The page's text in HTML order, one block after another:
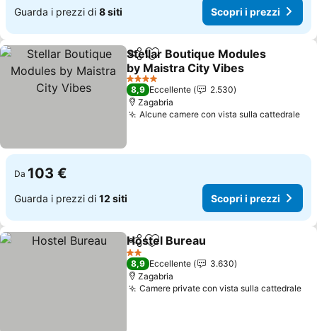
Guarda i prezzi di 8 siti Scopri i prezzi
CondividiAggiungi ai preferiti
Stellar Boutique Modules
by Maistra City Vibes
Scopri i prezzi
4 Stelle
8,9 Eccellente
2.530
Zagabria
Alcune camere con vista sulla cattedrale
Da 103 €
Guarda i prezzi di 12 siti Scopri i prezzi
CondividiAggiungi ai preferiti
Hostel Bureau
2 Stelle
8,9 Eccellente
3.630
Zagabria
Camere private con vista sulla cattedrale